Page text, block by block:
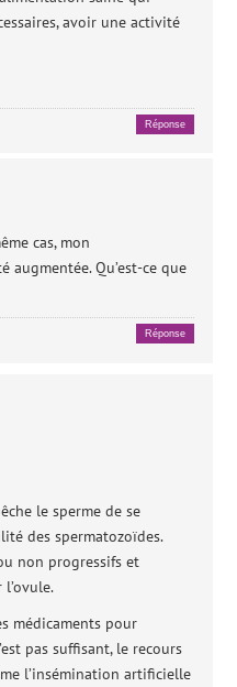
avoir une activité
Réponse
cas, mon
augmentée. Qu’est-ce que
Réponse
le sperme de se
des spermatozoïdes.
non progressifs et
médicaments pour
pas suffisant, le recours
l’insémination artificielle